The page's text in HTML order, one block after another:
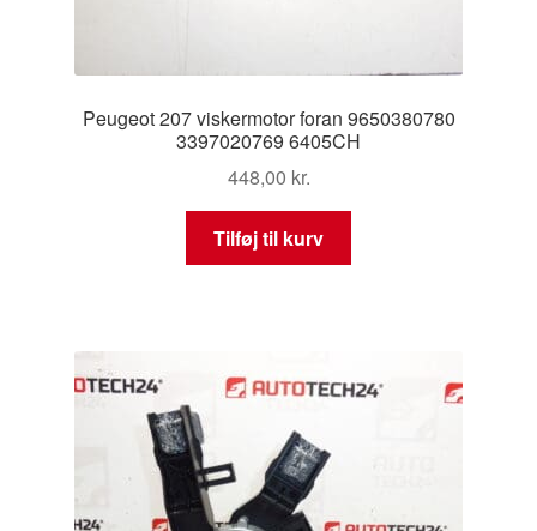
Peugeot 207 viskermotor foran 9650380780
3397020769 6405CH
448,00 kr.
Tilføj til kurv